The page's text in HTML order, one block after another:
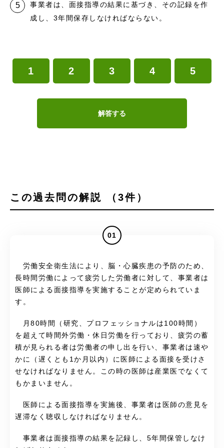
事業者は、面接指導の結果に基づき、その記録を作
成し、3年間保存しなければならない。
1 2 3 4 5
解答する
この過去問の解説 （3件）
01
労働安全衛生法により、脳・心臓疾患の予防のため、
長時間労働によって疲労した労働者に対して、事業者は
医師による面接指導を実施することが定められていま
す。
月 80時間（研究、プロフェッショナルは100時間）
を超えて時間外労働・休日労働を行っており、疲労の蓄
積が見られる者は労働者の申し出を行い、事業者は速や
かに（遅くとも1か月以内）に医師による面接を受けさ
せなければなりません。この時の医師は産業医でなくて
もかまいません。
医師による面接指導を実施後、事業者は医師の意見を
遅滞なく聴収しなければなりません。
事業者は面接指導の結果を記録し、5年間保管しなけ